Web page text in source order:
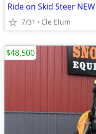
Ride on Skid Steer NEW
7/31 Cle Elum
$48,500